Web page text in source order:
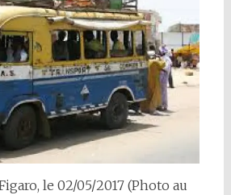
le 02/05/2017 (Photo au